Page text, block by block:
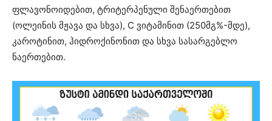
ფლავონოიდებით, ტრიტერპენული შენაერთებით
(ოლეინის მჟავა და სხვა), C ვიტამინით (250მგ%-მდე),
კაროტინით, ჰიდროქინონით და სხვა სასარგებლო
ნაერთებით.